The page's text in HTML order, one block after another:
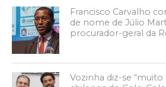
Francisco Carvalho
de nome de Júlio
procurador-geral da
Vozinha diz-se